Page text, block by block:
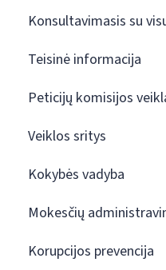
Konsultavimasis su
Teisinė informacija
Peticijų komisijos
Veiklos sritys
Kokybės vadyba
Mokesčių
Korupcijos prevencija